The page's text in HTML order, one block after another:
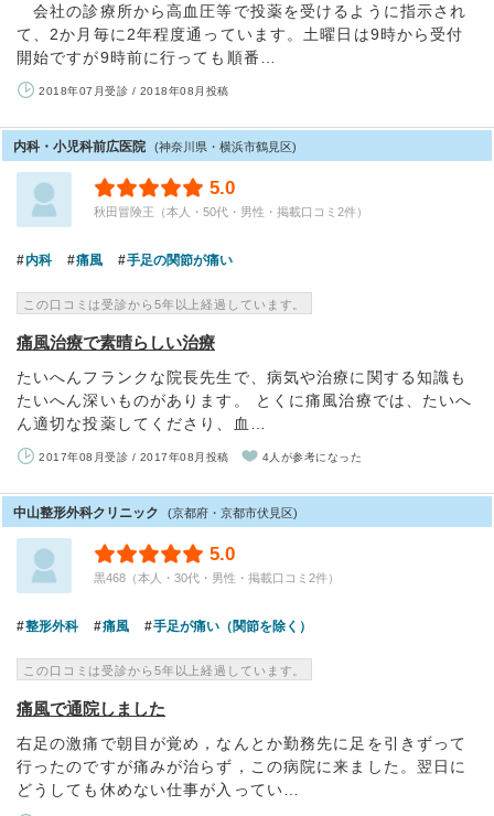
会社の診療所から高血圧等で投薬を受けるように指示され
て、2か月毎に2年程度通っています。土曜日は9時から受付
開始ですが9時前に行っても順番…
2018年07月受診 / 2018年08月投稿
内科・小児科前広医院 (神奈川県・横浜市鶴見区)
5.0
秋田冒険王（本人・50代・男性・掲載口コミ2件）
内科 痛風 手足の関節が痛い
この口コミは受診から5年以上経過しています。
痛風治療で素晴らしい治療
たいへんフランクな院長先生で、病気や治療に関する知識も
たいへん深いものがあります。 とくに痛風治療では、たいへ
ん適切な投薬してくださり、血…
2017年08月受診 / 2017年08月投稿 4人が参考になった
中山整形外科クリニック (京都府・京都市伏見区)
5.0
黒468（本人・30代・男性・掲載口コミ2件）
整形外科 痛風 手足が痛い（関節を除く）
この口コミは受診から5年以上経過しています。
痛風で通院しました
右足の激痛で朝目が覚め，なんとか勤務先に足を引きずって
行ったのですが痛みが治らず，この病院に来ました。翌日に
どうしても休めない仕事が入ってい…